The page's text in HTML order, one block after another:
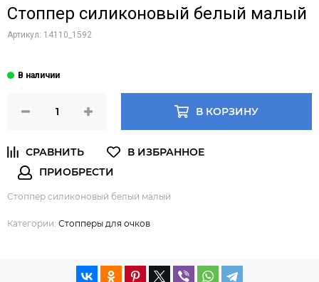
Стоппер силиконовый белый малый
Артикул: 14110_1592
В КОРЗИНУ
Стоппер силиконовый белый малый
Категории: Стопперы для очков